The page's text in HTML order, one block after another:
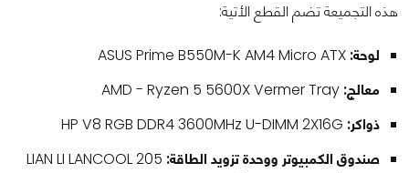
هذه التجميعة تضم القطع الأتية:
لوحة: ASUS Prime B550M-K AM4 Micro ATX
معالج: AMD - Ryzen 5 5600X Vermer Tray
ذواكر: HP V8 RGB DDR4 3600MHz U-DIMM 2X16G
صندوق الكمبيوتر ووحدة تزويد الطاقة: LIAN LI LANCOOL 205